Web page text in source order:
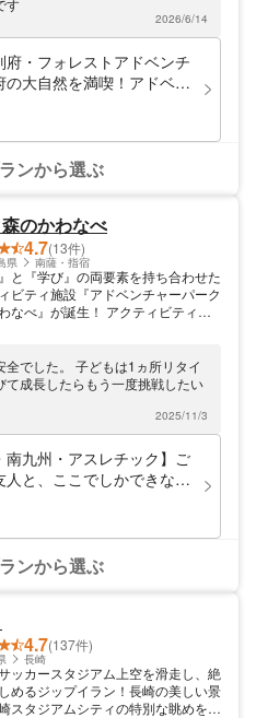
達と一緒にぜひ遊びに来てください
す
2026/6/14
府・フォレストアドベンチ
の大自然を満喫！アドベン
ンから選ぶ
のかわなべ
4.7(13件)
県 南薩・指宿
』と『学び』の両要素を持ち合わせた
ビティ施設『アドベンチャーパーク
なべ』が誕生！ アクティビティ施
ジ系」、「クライミング」などの遊
合わせたコース設定で、最高約10m
でした。 子どもは1ヵ所リタイ
て成長したらもう一度挑戦したい
2025/11/3
南九州・アスレチック】ご
人と、ここでしかできない
ンから選ぶ
4.7(137件)
長崎
ッカースタジアム上空を滑走し、絶
めるジップイラン！長崎の美しい景
スタジアムシティの特別な眺めを同